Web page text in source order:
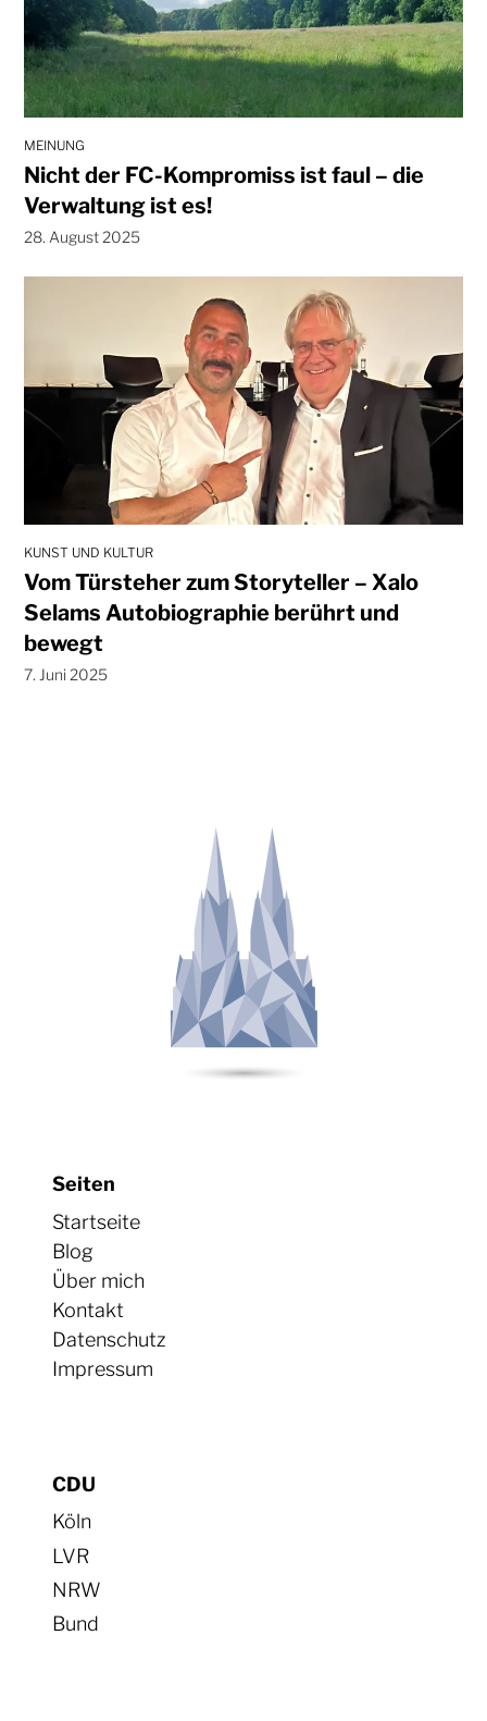
MEINUNG
Nicht der FC-Kompromiss ist faul – die
Verwaltung ist es!
28. August 2025
KUNST UND KULTUR
Vom Türsteher zum Storyteller – Xalo
Selams Autobiographie berührt und
bewegt
7. Juni 2025
Seiten
Startseite
Blog
Über mich
Kontakt
Datenschutz
Impressum
CDU
Köln
LVR
NRW
Bund